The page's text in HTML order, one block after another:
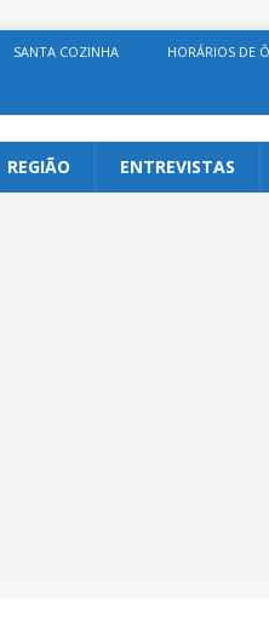
SANTA COZINHA HORÁRIOS DE
REGIÃO ENTREVISTAS